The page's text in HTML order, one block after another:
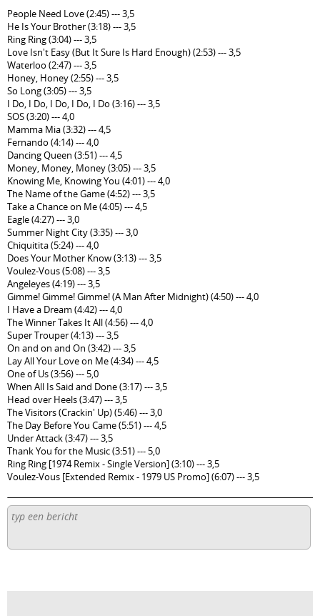
People Need Love (2:45) --- 3,5
He Is Your Brother (3:18) --- 3,5
Ring Ring (3:04) --- 3,5
Love Isn't Easy (But It Sure Is Hard Enough) (2:53) --- 3,5
Waterloo (2:47) --- 3,5
Honey, Honey (2:55) --- 3,5
So Long (3:05) --- 3,5
I Do, I Do, I Do, I Do, I Do (3:16) --- 3,5
SOS (3:20) --- 4,0
Mamma Mia (3:32) --- 4,5
Fernando (4:14) --- 4,0
Dancing Queen (3:51) --- 4,5
Money, Money, Money (3:05) --- 3,5
Knowing Me, Knowing You (4:01) --- 4,0
The Name of the Game (4:52) --- 3,5
Take a Chance on Me (4:05) --- 4,5
Eagle (4:27) --- 3,0
Summer Night City (3:35) --- 3,0
Chiquitita (5:24) --- 4,0
Does Your Mother Know (3:13) --- 3,5
Voulez-Vous (5:08) --- 3,5
Angeleyes (4:19) --- 3,5
Gimme! Gimme! Gimme! (A Man After Midnight) (4:50) --- 4,0
I Have a Dream (4:42) --- 4,0
The Winner Takes It All (4:56) --- 4,0
Super Trouper (4:13) --- 3,5
On and on and On (3:42) --- 3,5
Lay All Your Love on Me (4:34) --- 4,5
One of Us (3:56) --- 5,0
When All Is Said and Done (3:17) --- 3,5
Head over Heels (3:47) --- 3,5
The Visitors (Crackin' Up) (5:46) --- 3,0
The Day Before You Came (5:51) --- 4,5
Under Attack (3:47) --- 3,5
Thank You for the Music (3:51) --- 5,0
Ring Ring [1974 Remix - Single Version] (3:10) --- 3,5
Voulez-Vous [Extended Remix - 1979 US Promo] (6:07) --- 3,5